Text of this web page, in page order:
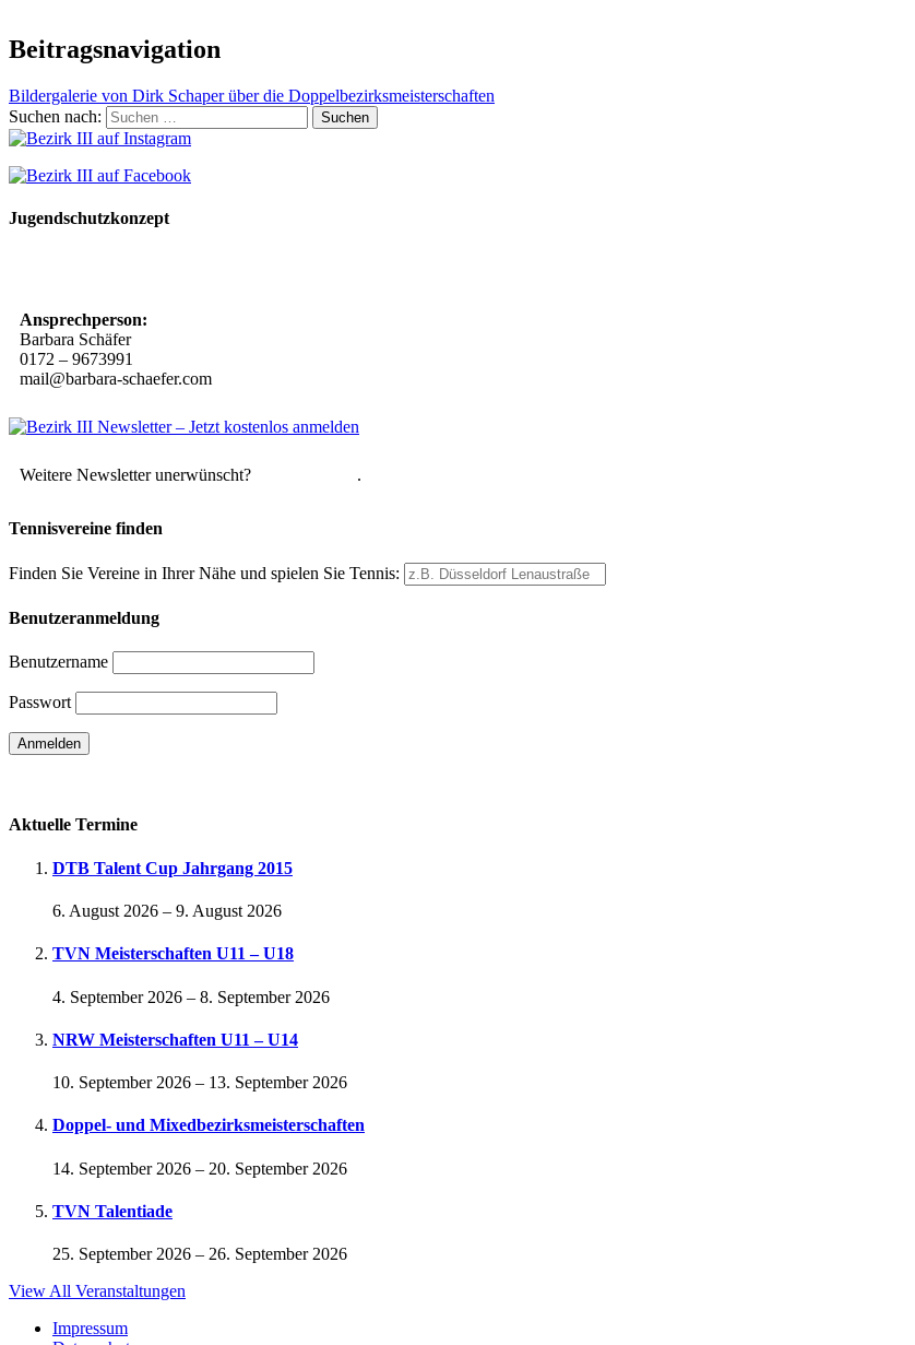
Beitragsnavigation
Bildergalerie von Dirk Schaper über die Doppelbezirksmeisterschaften
Suchen nach:
Jugendschutzkonzept
Ansprechperson:
Barbara Schäfer
0172 – 9673991
mail@barbara-schaefer.com
Weitere Newsletter unerwünscht? .
Tennisvereine finden
Finden Sie Vereine in Ihrer Nähe und spielen Sie Tennis:
Benutzeranmeldung
Benutzername
Passwort
Aktuelle Termine
DTB Talent Cup Jahrgang 2015
6. August 2026 – 9. August 2026
TVN Meisterschaften U11 – U18
4. September 2026 – 8. September 2026
NRW Meisterschaften U11 – U14
10. September 2026 – 13. September 2026
Doppel- und Mixedbezirksmeisterschaften
14. September 2026 – 20. September 2026
TVN Talentiade
25. September 2026 – 26. September 2026
View All Veranstaltungen
Impressum